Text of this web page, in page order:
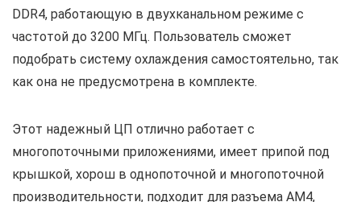
DDR4, работающую в двухканальном режиме с
частотой до 3200 МГц. Пользователь сможет
подобрать систему охлаждения самостоятельно, так
как она не предусмотрена в комплекте.
Этот надежный ЦП отлично работает с
многопоточными приложениями, имеет припой под
крышкой, хорош в однопоточной и многопоточной
производительности, подходит для разъема АМ4,